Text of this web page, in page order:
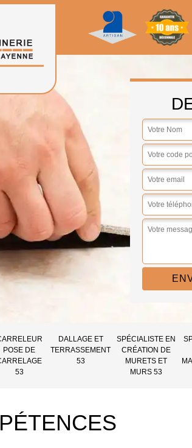
POSE DE
53
DALLAGE ET
TERRASSEMENT
53
SPÉCIALISTE EN
CRÉATION DE
MURETS ET
MURS 53